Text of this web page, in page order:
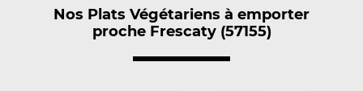
Nos Plats Végétariens à emporter
proche Frescaty (57155)